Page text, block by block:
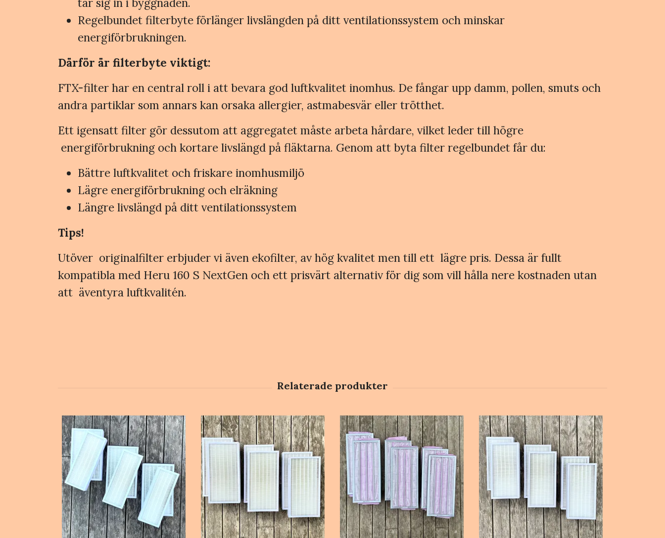
Regelbundet filterbyte förlänger livslängden på ditt ventilationssystem och minskar
energiförbrukningen.
Därför är filterbyte viktigt:
FTX-filter har en central roll i att bevara god luftkvalitet inomhus. De fångar upp damm, pollen, smuts och
andra partiklar som annars kan orsaka allergier, astmabesvär eller trötthet.
Ett igensatt filter gör dessutom att aggregatet måste arbeta hårdare, vilket leder till högre
energiförbrukning och kortare livslängd på fläktarna. Genom att byta filter regelbundet får du:
Bättre luftkvalitet och friskare inomhusmiljö
Lägre energiförbrukning och elräkning
Längre livslängd på ditt ventilationssystem
Tips!
Utöver originalfilter erbjuder vi även ekofilter, av hög kvalitet men till ett lägre pris. Dessa är fullt
kompatibla med Heru 160 S NextGen och ett prisvärt alternativ för dig som vill hålla nere kostnaden utan
att äventyra luftkvalitén.